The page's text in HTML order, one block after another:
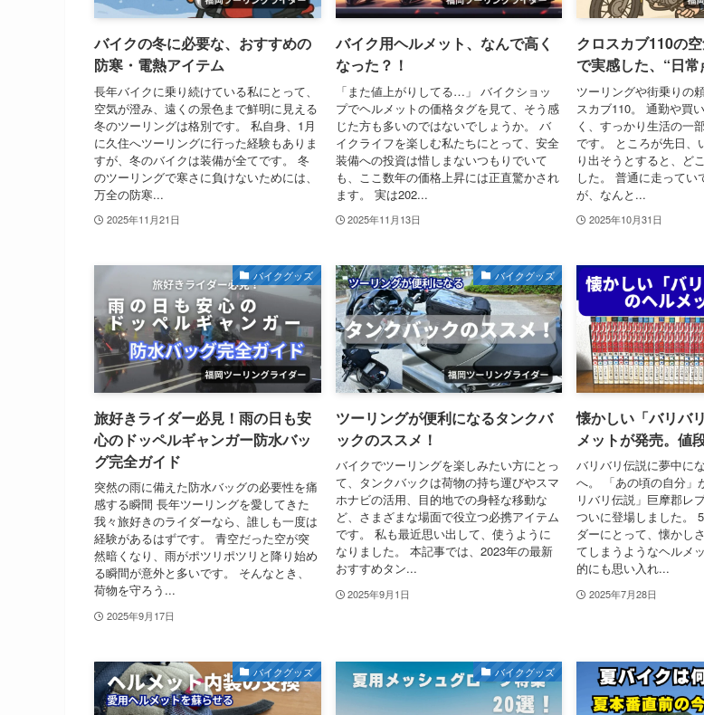
バイクの冬に必要な、おすすめの
防寒・電熱アイテム
長年バイクに乗り続けている私にとって、
空気が澄み、遠くの景色まで鮮明に見える
冬のツーリングは格別です。 私自身、1月
に久住へツーリングに行った経験もありま
すが、冬のバイクは装備が全てです。 冬
のツーリングで寒さに負けないためには、
万全の防寒...
2025年11月21日
バイク用ヘルメット、なんで高く
なった？！
「また値上がりしてる…」 バイクショッ
プでヘルメットの価格タグを見て、そう感
じた方も多いのではないでしょうか。 バ
イクライフを楽しむ私たちにとって、安全
装備への投資は惜しまないつもりでいて
も、ここ数年の価格上昇には正直驚かされ
ます。 実は202...
2025年11月13日
クロスカブ110の
で実感した、“日
ツーリングや街乗りの
スカブ110。 通勤や買
く、すっかり生活の一
です。 ところが先日、
り出そうとすると、ど
した。 普通に走ってい
が、なんと...
2025年10月31日
バイクグッズ
旅好きライダー必見！雨の日も安
心のドッペルギャンガー防水バッ
グ完全ガイド
突然の雨に備えた防水バッグの必要性を痛
感する瞬間 長年ツーリングを愛してきた
我々旅好きのライダーなら、誰しも一度は
経験があるはずです。 青空だった空が突
然暗くなり、雨がポツリポツリと降り始め
る瞬間が意外と多いです。 そんなとき、
荷物を守ろう...
2025年9月17日
バイクグッズ
ツーリングが便利になるタンクバ
ックのススメ！
バイクでツーリングを楽しみたい方にとっ
て、タンクバックは荷物の持ち運びやスマ
ホナビの活用、目的地での身軽な移動な
ど、さまざまな場面で役立つ必携アイテム
です。 私も最近思い出して、使うように
なりました。 本記事では、2023年の最新
おすすめタン...
2025年9月1日
懐かしい「バリバ
メットが発売。値
バリバリ伝説に夢中に
へ。 「あの頃の自分」
リバリ伝説」巨摩郡レ
ついに登場しました。
ダーにとって、懐かし
てしまうようなヘルメ
的にも思い入れ...
2025年7月28日
バイクグッズ バイクグッズ